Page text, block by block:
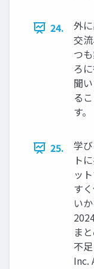
24.
外
交
つ
ろ
聞
る
す。
25.
学
ト
ッ
す
い
ま
不
Inc.